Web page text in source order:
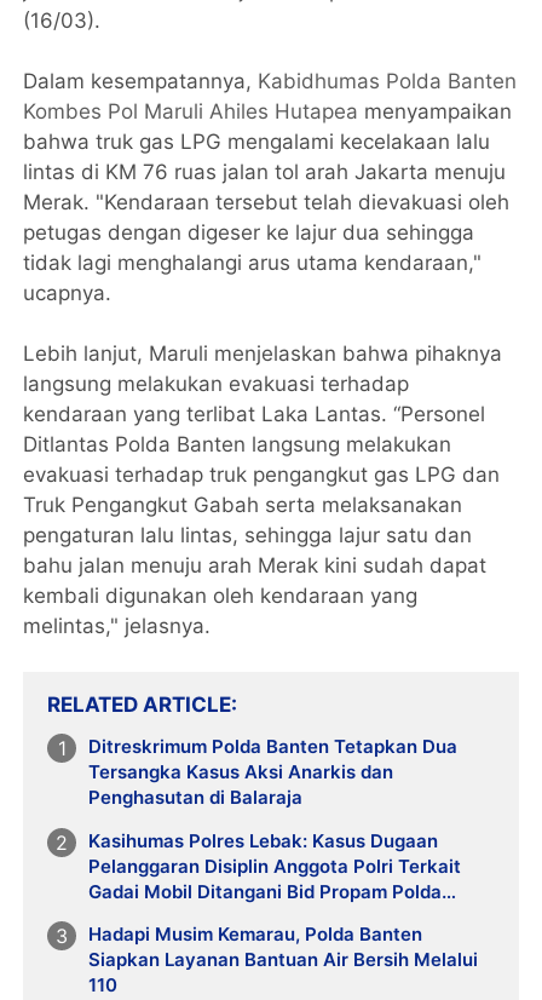
(16/03).
Dalam kesempatannya, Kabidhumas Polda Banten
Kombes Pol Maruli Ahiles Hutapea menyampaikan
bahwa truk gas LPG mengalami kecelakaan lalu
lintas di KM 76 ruas jalan tol arah Jakarta menuju
Merak. "Kendaraan tersebut telah dievakuasi oleh
petugas dengan digeser ke lajur dua sehingga
tidak lagi menghalangi arus utama kendaraan,"
ucapnya.
Lebih lanjut, Maruli menjelaskan bahwa pihaknya
langsung melakukan evakuasi terhadap
kendaraan yang terlibat Laka Lantas. “Personel
Ditlantas Polda Banten langsung melakukan
evakuasi terhadap truk pengangkut gas LPG dan
Truk Pengangkut Gabah serta melaksanakan
pengaturan lalu lintas, sehingga lajur satu dan
bahu jalan menuju arah Merak kini sudah dapat
kembali digunakan oleh kendaraan yang
melintas," jelasnya.
RELATED ARTICLE
Ditreskrimum Polda Banten Tetapkan Dua
Tersangka Kasus Aksi Anarkis dan
Penghasutan di Balaraja
Kasihumas Polres Lebak: Kasus Dugaan
Pelanggaran Disiplin Anggota Polri Terkait
Gadai Mobil Ditangani Bid Propam Polda
Hadapi Musim Kemarau, Polda Banten
Siapkan Layanan Bantuan Air Bersih Melalui
110